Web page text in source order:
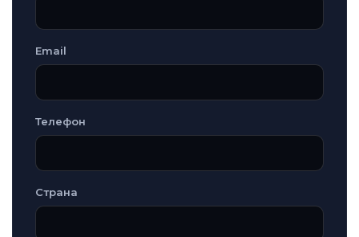
Email
Телефон
Страна